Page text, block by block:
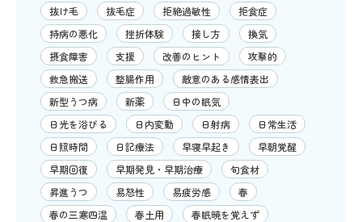
抜け毛
抜毛症 拒絶過敏性
拒食症
持病の悪化
挫折体験 接し方
換気
摂食障害
支援 改善のヒント
攻撃的
救急搬送
整腸作用
敵意のある感情表出
新型うつ病
新薬
日中の眠気
日光を浴びる
日内変動 日射病
日常生活
日照時間
日記療法 早寝早起き
早朝覚醒
早期回復
早期発見・早期治療
旬食材
昇進うつ
易怒性 易疲労感
春
春の三寒四温
春土用 春眠暁を覚えず